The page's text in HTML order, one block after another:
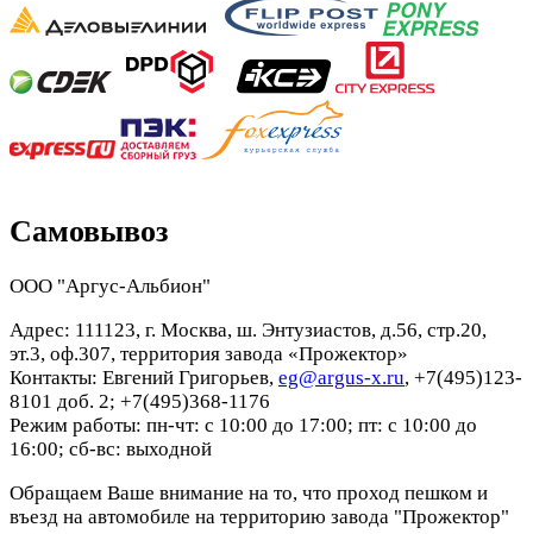
Самовывоз
ООО "Аргус-Альбион"
Адрес: 111123, г. Москва, ш. Энтузиастов, д.56, стр.20,
эт.3, оф.307, территория завода «Прожектор»
Контакты: Евгений Григорьев, eg@argus-x.ru, +7(495)123-
8101 доб. 2; +7(495)368-1176
Режим работы: пн-чт: с 10:00 до 17:00; пт: с 10:00 до
16:00; сб-вс: выходной
Обращаем Ваше внимание на то, что проход пешком и
въезд на автомобиле на территорию завода "Прожектор"